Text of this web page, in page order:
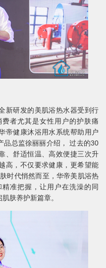
新研发的美肌浴热水器受到行
者尤其是女性用户的护肤痛
帝健康沐浴用水系统帮助用户
品总监徐丽丽介绍， 过去的30
、舒适恒温、高效便捷三次升
高，不仅要求健康，更希望能
时代悄然而至，华帝美肌浴热
准把握，让用户在洗澡的同
肤养护新篇章。